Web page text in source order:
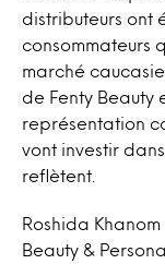
distributeurs ont
consommateurs
marché
de Fenty Beauty
représentation
vont investir
reflètent.
Roshida
Beauty &